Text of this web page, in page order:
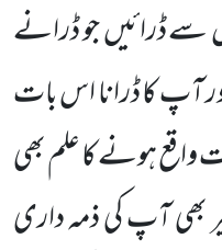
سے ڈرائیںجو ڈرانے
آپ کا ڈرانا اس بات
واقع ہونے کا علم بھی
بھی آپ کی ذمہ داری